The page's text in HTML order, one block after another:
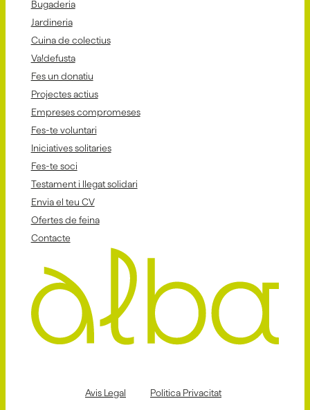
Bugaderia
Jardineria
Cuina de colectius
Va!defusta
Fes un donatiu
Projectes actius
Empreses compromeses
Fes-te voluntari
Iniciatives solitaries
Fes-te soci
Testament i llegat solidari
Envia el teu CV
Ofertes de feina
Contacte
Avis Legal Politica Privacitat